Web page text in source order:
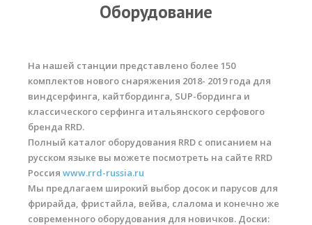
RRD Russian Cup
Новости
Медиа
Видео
Места катания
Наши станции
Оборудование
На нашей станции представлено более 150
комплектов нового снаряжения 2018- 2019 года для
виндсерфинга, кайтбординга, SUP-бординга и
классического серфинга итальянского серфового
бренда RRD.
Полный каталог оборудования RRD с описанием на
русском языке вы можете посмотреть на сайте RRD
Россия www.rrd-russia.ru
Мы предлагаем широкий выбор досок и парусов для
фрирайда, фристайла, вейва, слалома и конечно же
современного оборудования для новичков. Доски: